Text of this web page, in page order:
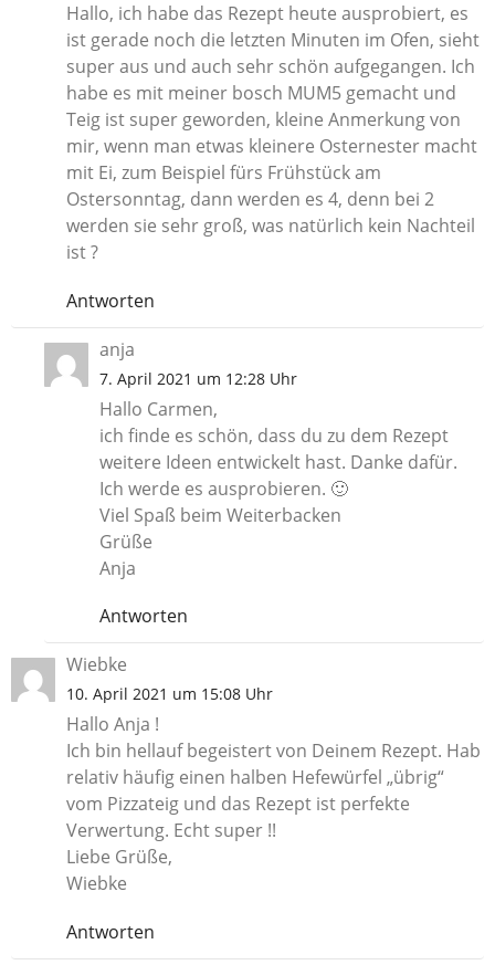
Hallo, ich habe das Rezept heute ausprobiert, es
ist gerade noch die letzten Minuten im Ofen, sieht
super aus und auch sehr schön aufgegangen. Ich
habe es mit meiner bosch MUM5 gemacht und
Teig ist super geworden, kleine Anmerkung von
mir, wenn man etwas kleinere Osternester macht
mit Ei, zum Beispiel fürs Frühstück am
Ostersonntag, dann werden es 4, denn bei 2
werden sie sehr groß, was natürlich kein Nachteil
ist ?
Antworten
anja
7. April 2021 um 12:28 Uhr
Hallo Carmen,
ich finde es schön, dass du zu dem Rezept
weitere Ideen entwickelt hast. Danke dafür.
Ich werde es ausprobieren. 🙂
Viel Spaß beim Weiterbacken
Grüße
Anja
Antworten
Wiebke
10. April 2021 um 15:08 Uhr
Hallo Anja !
Ich bin hellauf begeistert von Deinem Rezept. Hab
relativ häufig einen halben Hefewürfel „übrig“
vom Pizzateig und das Rezept ist perfekte
Verwertung. Echt super !!
Liebe Grüße,
Wiebke
Antworten